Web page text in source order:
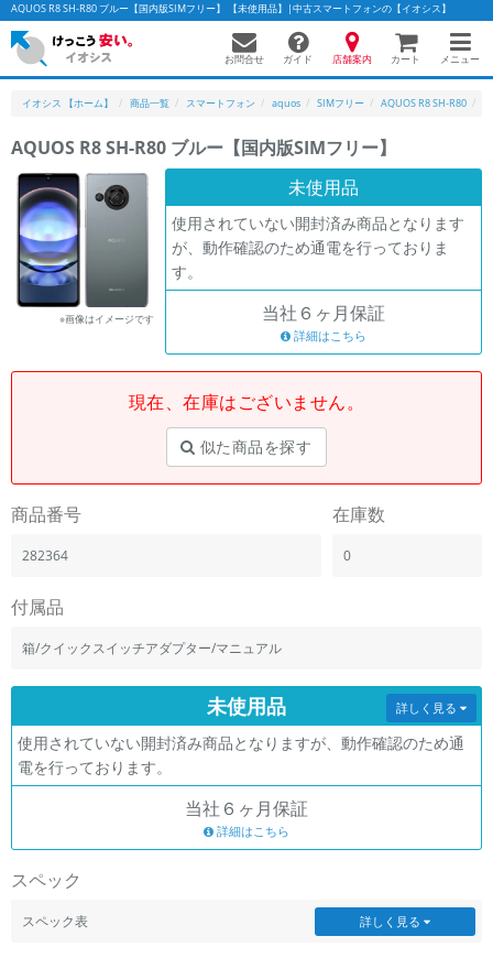
AQUOS R8 SH-R80 ブルー【国内版SIMフリー】 【未使用品】|中古スマートフォンの【イオシス】
お問合せ ガイド 店舗案内 カート メニュー
イオシス 【ホーム】 商品一覧 スマートフォン aquos SIMフリー AQUOS R8 SH-R80
AQUOS R8 SH-R80 ブルー【国内版SIMフリー】
※画像はイメージです
未使用品
使用されていない開封済み商品となります
が、動作確認のため通電を行っておりま
す。
当社６ヶ月保証
詳細はこちら
現在、在庫はございません。
似た商品を探す
商品番号
282364
在庫数
0
付属品
箱/クイックスイッチアダプター/マニュアル
未使用品
使用されていない開封済み商品となりますが、動作確認のため通
電を行っております。
詳しく見る
当社６ヶ月保証
詳細はこちら
スペック
スペック表 詳しく見る
かんたんパソコン検索に切り替える
フリーワード
除外ワード
カテゴリー
商品ジャンルの絞り込み
「スマートフォン」「タブレット」など
製造、販売メーカーの絞り込み
機能・特徴
商品の搭載機能による絞り込み
「5G対応」「防水」「ワンセグ」など
ランク
商品状態の絞り込み
CPU
OSの絞り込み